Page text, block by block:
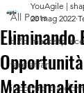
All Posts
b2b marketplace
fare affari
incontro tra
Eliminando
YouAgile |
20 mag 2022